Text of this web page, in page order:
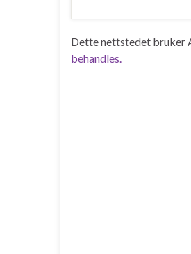
Dette nettstedet bruker
behandles.